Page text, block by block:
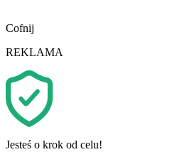
Cofnij
REKLAMA
Jesteś o krok od celu!